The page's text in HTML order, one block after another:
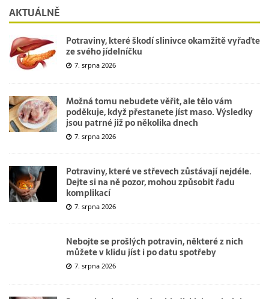
AKTUÁLNĚ
Potraviny, které škodí slinivce okamžitě vyřaďte
ze svého jídelníčku
7. srpna 2026
Možná tomu nebudete věřit, ale tělo vám
poděkuje, když přestanete jíst maso. Výsledky
jsou patrné již po několika dnech
7. srpna 2026
Potraviny, které ve střevech zůstávají nejdéle.
Dejte si na ně pozor, mohou způsobit řadu
komplikací
7. srpna 2026
Nebojte se prošlých potravin, některé z nich
můžete v klidu jíst i po datu spotřeby
7. srpna 2026